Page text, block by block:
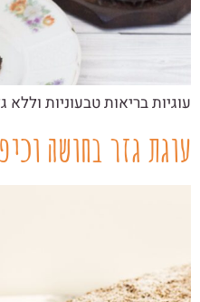
עוגיות בריאות טבעוניות וללא
עוגת גזר בחושה